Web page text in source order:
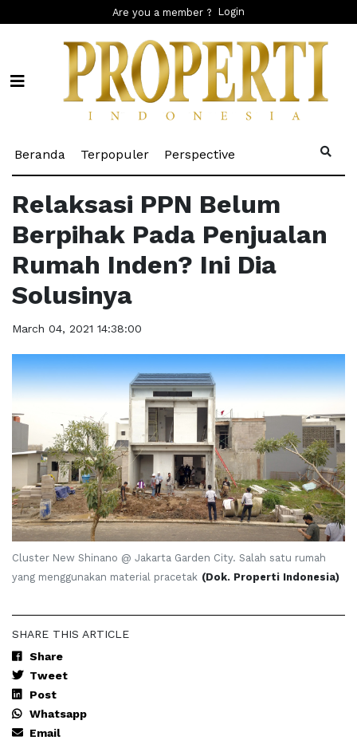
Are you a member ? Login
Beranda (current)
Terpopuler(current)
Perspective
Relaksasi PPN Belum
Berpihak Pada Penjualan
Rumah Inden? Ini Dia
Solusinya
March 04, 2021 14:38:00
Cluster New Shinano @ Jakarta Garden City. Salah satu rumah
yang menggunakan material pracetak (Dok. Properti Indonesia)
SHARE THIS ARTICLE
Share
Tweet
Post
Whatsapp
Email